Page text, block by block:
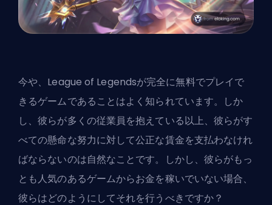
今や、League of Legendsが完全に無料でプレイで
きるゲームであることはよく知られています。しか
し、彼らが多くの従業員を抱えている以上、彼らがす
べての懸命な努力に対して公正な賃金を支払わなけれ
ばならないのは自然なことです。しかし、彼らがもっ
とも人気のあるゲームからお金を稼いでいない場合、
彼らはどのようにしてそれを行うべきですか？